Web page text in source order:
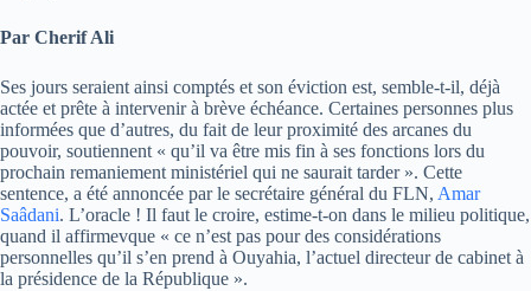
Par Cherif Ali
Ses jours seraient ainsi comptés et son éviction est, semble-t-il, déjà
actée et prête à intervenir à brève échéance. Certaines personnes plus
informées que d’autres, du fait de leur proximité des arcanes du
pouvoir, soutiennent « qu’il va être mis fin à ses fonctions lors du
prochain remaniement ministériel qui ne saurait tarder ». Cette
sentence, a été annoncée par le secrétaire général du FLN, Amar
Saâdani. L’oracle ! Il faut le croire, estime-t-on dans le milieu politique,
quand il affirmevque « ce n’est pas pour des considérations
personnelles qu’il s’en prend à Ouyahia, l’actuel directeur de cabinet à
la présidence de la République ».